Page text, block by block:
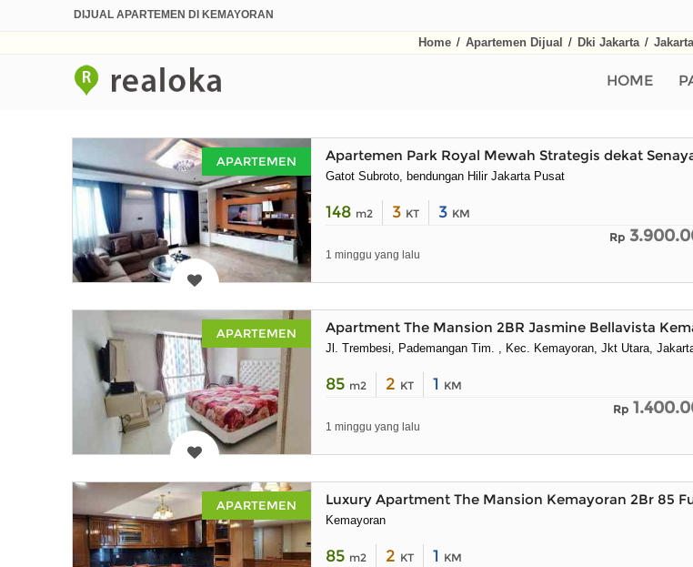
DIJUAL APARTEMEN DI KEMAYORAN
Home / Apartemen Dijual / Dki Jakarta /
HOME
APARTEMEN Apartemen Park Royal Mewah Strategis dekat
Gatot Subroto, bendungan Hilir Jakarta Pusat
148 m2 3 KT 3 KM
Rp
1 minggu yang lalu
APARTEMEN Apartment The Mansion 2BR Jasmine Bellavista
Jl. Trembesi, Pademangan Tim. , Kec. Kemayoran, Jkt Utara,
85 m2 2 KT 1 KM
Rp
1 minggu yang lalu
APARTEMEN Luxury Apartment The Mansion Kemayoran 2Br 85
Kemayoran
85 m2 2 KT 1 KM